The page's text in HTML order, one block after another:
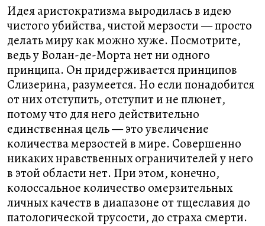
Идея аристократизма выродилась в идею
чистого убийства, чистой мерзости — просто
делать миру как можно хуже. Посмотрите,
ведь у Волан-де-Морта нет ни одного
принципа. Он придерживается принципов
Слизерина, разумеется. Но если понадобится
от них отступить, отступит и не плюнет,
потому что для него действительно
единственная цель — это увеличение
количества мерзостей в мире. Совершенно
никаких нравственных ограничителей у него
в этой области нет. При этом, конечно,
колоссальное количество омерзительных
личных качеств в диапазоне от тщеславия до
патологической трусости, до страха смерти.